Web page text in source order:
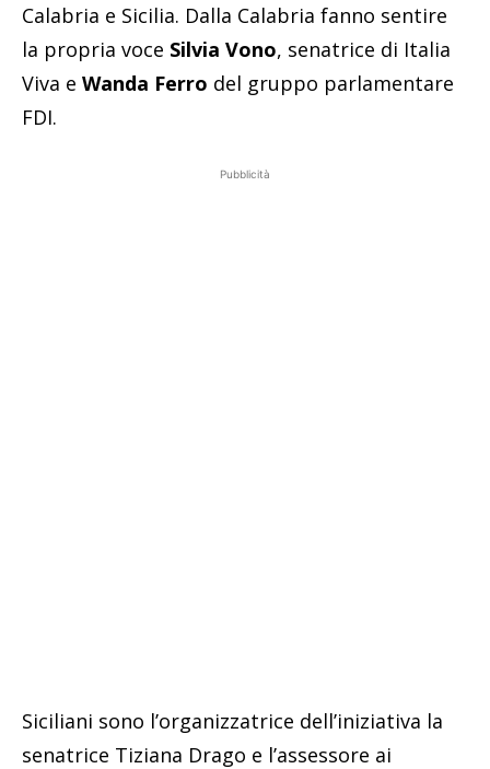
Calabria e Sicilia. Dalla Calabria fanno sentire
la propria voce Silvia Vono, senatrice di Italia
Viva e Wanda Ferro del gruppo parlamentare
FDI.
Pubblicità
Siciliani sono l’organizzatrice dell’iniziativa la
senatrice Tiziana Drago e l’assessore ai